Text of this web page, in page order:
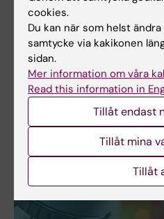
HELIX beviljas stort STINT-
ekosystemsplattform med
Karolinska Institutet leder det
som har beviljats tio miljoner
etablera en långsiktig och
samverkansplattform mellan
life science och hälsa.
cookies.
Du kan när som helst
samtycke via kakikonen
sidan.
Mer information om våra
Read this information in
Tillåt endast
Tillåt mina
Tillåt